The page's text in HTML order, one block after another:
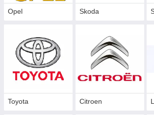
Opel Skoda
Toyota Citroen